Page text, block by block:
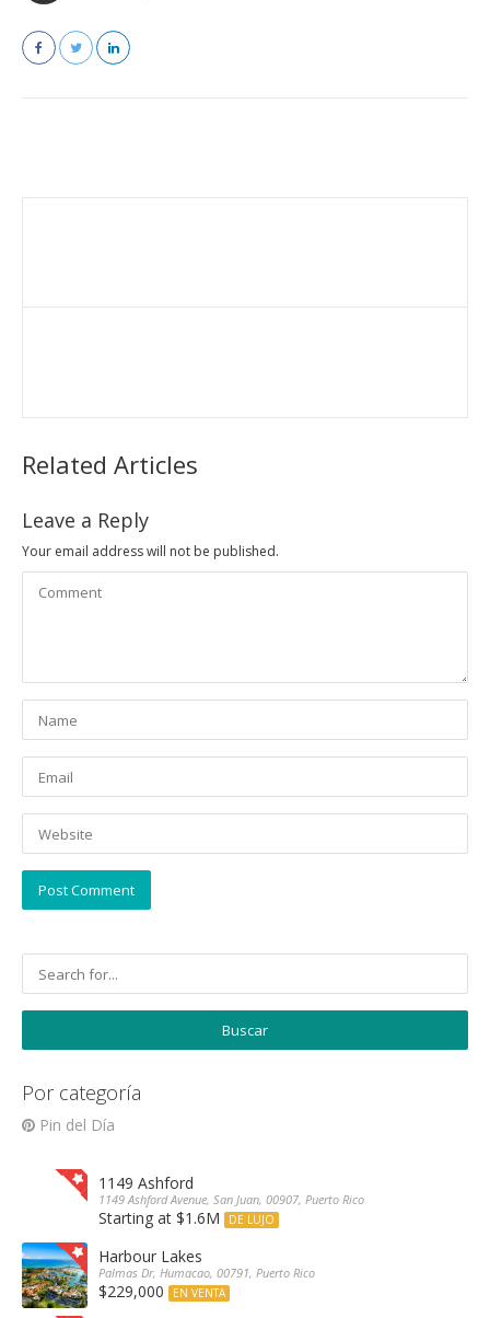
Related Articles
Leave a Reply
Your email address will not be published.
Por categoría
Pin del Día
1149 Ashford
1149 Ashford Avenue, San Juan, 00907, Puerto Rico
Starting at $1.6M DE LUJO
Harbour Lakes
Palmas Dr, Humacao, 00791, Puerto Rico
$229,000 EN VENTA